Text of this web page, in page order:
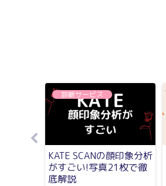
診断サービス
KATE SCANの顔印象分析
がすごい!写真21枚で徹
底解説